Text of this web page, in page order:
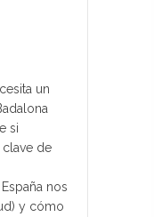
un
si
clave de
nos
y cómo